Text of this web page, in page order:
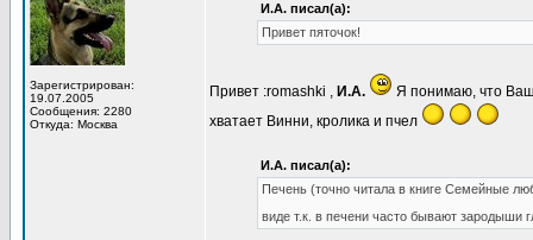
Зарегистрирован:
19.07.2005
Сообщения: 2280
Откуда: Москва
И.А. писал(а):
Привет пяточок!
Привет :romashki , И.А.
Я понимаю, что
хватает Винни, кролика и пчел
И.А. писал(а):
Печень (точно читала в книге Семейные
виде т.к. в печени часто бывают зародыши